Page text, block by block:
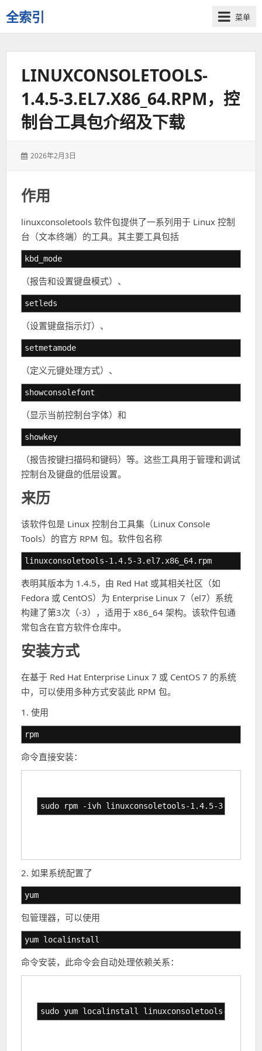
全索引
一
些
菜单
LINUXCONSOLETOOLS-
1.4.5-3.EL7.X86_64.RPM，控
制台工具包介绍及下载
发
2026年2月3日
作用
linuxconsoletools 软件包提供了一系列用于 Linux 控制
台（文本终端）的工具。其主要工具包括
kbd_mode
（报告和设置键盘模式）、
setleds
（设置键盘指示灯）、
setmetamode
（定义元键处理方式）、
showconsolefont
（显示当前控制台字体）和
showkey
（报告按键扫描码和键码）等。这些工具用于管理和调试
控制台及键盘的低层设置。
来历
该软件包是 Linux 控制台工具集（Linux Console
Tools）的官方 RPM 包。软件包名称
linuxconsoletools-1.4.5-3.el7.x86_64.rpm
表明其版本为 1.4.5，由 Red Hat 或其相关社区（如
Fedora 或 CentOS）为 Enterprise Linux 7（el7）系统
构建了第3次（-3），适用于 x86_64 架构。该软件包通
常包含在官方软件仓库中。
安装方式
在基于 Red Hat Enterprise Linux 7 或 CentOS 7 的系统
中，可以使用多种方式安装此 RPM 包。
1. 使用
rpm
命令直接安装：
sudo rpm -ivh linuxconsoletools-1.4.5-
2. 如果系统配置了
yum
包管理器，可以使用
yum localinstall
命令安装，此命令会自动处理依赖关系：
sudo yum localinstall linuxconsoletools-1.4.5-